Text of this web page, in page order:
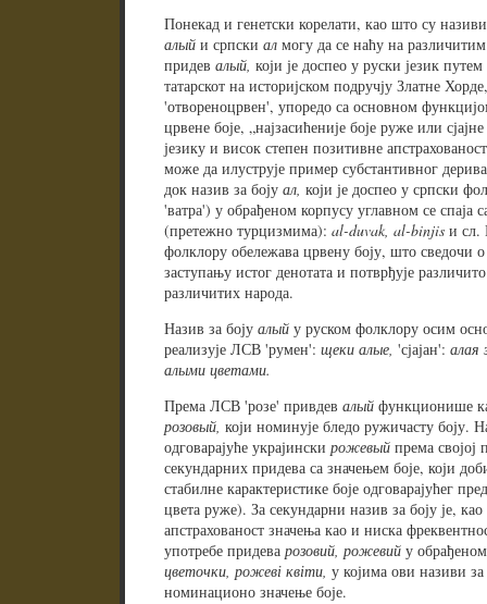
Понекад и генетски корелати, као што су
алый и српски алмогу да се наћу на
придев алый, који је доспео у руски језик
татарскот на историјском подручју Златне
'отвореноцрвен', упоредо са основном
црвене боје, „најзасићеније боје руже или
језику и висок степен позитивне
може да илуструје пример субстантивног
док назив за боју ал, који је доспео у српски
'ватра') у обрађеном корпусу углавном се
(претежно турцизмима): al-duvak, al-binjis и сл.
фолклору обележава црвену боју, што сведочи
заступању истог денотата и потврђује
различитих народа.
Назив за боју алый у руском фолклору осим
реализује ЛСВ 'румен': щеки алые, 'сјајан': алая
алыми цветами.
Према ЛСВ 'розе' привдев алый функционише
розовый, који номинује бледо ружичасту боју.
одговарајуће украјински рожевый према својој
секундарних придева са значењем боје, који
стабилне карактеристике боје одговарајућег
цвета руже). За секундарни назив за боју је,
апстрахованост значења као и ниска
употребе придева розовий, рожевий у
цветочки, рожеві квіти, у којима ови називи
номинационо значење боје.